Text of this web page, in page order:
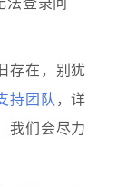
登录问
存在，别犹
持团队 ，详
我们会尽力